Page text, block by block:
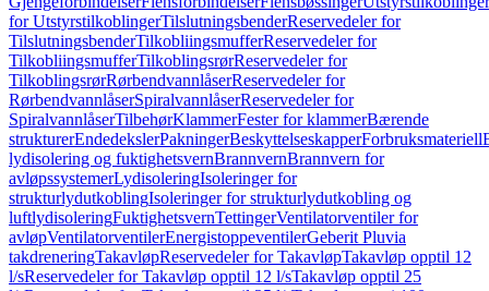
for UtstyrstilkoblingerTilslutningsbenderReservedeler for
TilslutningsbenderTilkobliingsmufferReservedeler for
TilkobliingsmufferTilkoblingsrørReservedeler for
TilkoblingsrørRørbendvannlåserReservedeler for
RørbendvannlåserSpiralvannlåserReservedeler for
SpiralvannlåserTilbehørKlammerFester for klammerBærende
strukturerEndedekslerPakningerBeskyttelseskapperForbruksmateriell
lydisolering og fuktighetsvernBrannvernBrannvern for
avløpssystemerLydisoleringIsoleringer for
strukturlydutkoblingIsoleringer for strukturlydutkobling og
luftlydisoleringFuktighetsvernTettingerVentilatorventiler for
avløpVentilatorventilerEnergistoppeventilerGeberit Pluvia
takdreneringTakavløpReservedeler for TakavløpTakavløp opptil 12
l/sReservedeler for Takavløp opptil 12 l/sTakavløp opptil 25